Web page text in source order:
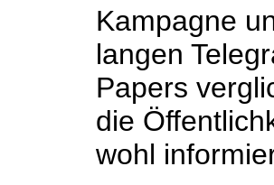
Kampagne
langen
Papers
die
wohl